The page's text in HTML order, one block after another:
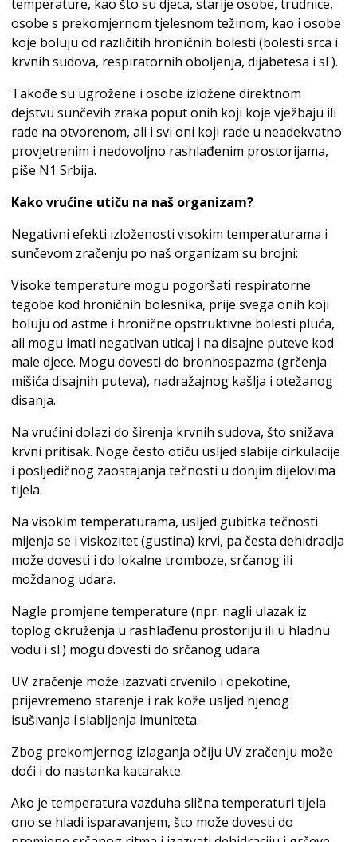
temperature, kao što su djeca, starije osobe, trudnice,
osobe s prekomjernom tjelesnom težinom, kao i osobe
koje boluju od različitih hroničnih bolesti (bolesti srca i
krvnih sudova, respiratornih oboljenja, dijabetesa i sl ).
Takođe su ugrožene i osobe izložene direktnom
dejstvu sunčevih zraka poput onih koji koje vježbaju ili
rade na otvorenom, ali i svi oni koji rade u neadekvatno
provjetrenim i nedovoljno rashlađenim prostorijama,
piše N1 Srbija.
Kako vrućine utiču na naš organizam?
Negativni efekti izloženosti visokim temperaturama i
sunčevom zračenju po naš organizam su brojni:
Visoke temperature mogu pogoršati respiratorne
tegobe kod hroničnih bolesnika, prije svega onih koji
boluju od astme i hronične opstruktivne bolesti pluća,
ali mogu imati negativan uticaj i na disajne puteve kod
male djece. Mogu dovesti do bronhospazma (grčenja
mišića disajnih puteva), nadražajnog kašlja i otežanog
disanja.
Na vrućini dolazi do širenja krvnih sudova, što snižava
krvni pritisak. Noge često otiču usljed slabije cirkulacije
i posljedičnog zaostajanja tečnosti u donjim dijelovima
tijela.
Na visokim temperaturama, usljed gubitka tečnosti
mijenja se i viskozitet (gustina) krvi, pa česta dehidracija
može dovesti i do lokalne tromboze, srčanog ili
moždanog udara.
Nagle promjene temperature (npr. nagli ulazak iz
toplog okruženja u rashlađenu prostoriju ili u hladnu
vodu i sl.) mogu dovesti do srčanog udara.
UV zračenje može izazvati crvenilo i opekotine,
prijevremeno starenje i rak kože usljed njenog
isušivanja i slabljenja imuniteta.
Zbog prekomjernog izlaganja očiju UV zračenju može
doći i do nastanka katarakte.
Ako je temperatura vazduha slična temperaturi tijela
ono se hladi isparavanjem, što može dovesti do